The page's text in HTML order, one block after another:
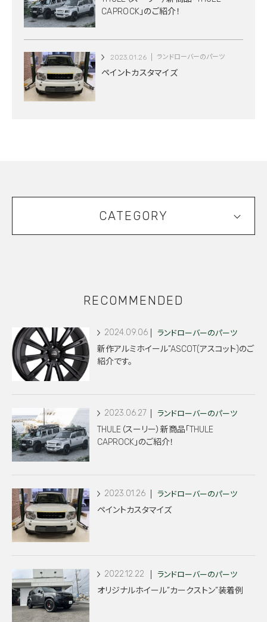
CAPROCK」のご紹介！
2023.01.26 ランドローバーのパーツ
ペイントカスタマイズ
CATEGORY
RECOMMENDED
2024.09.06 ランドローバーのパーツ
新作アルミホイール”ASCOT(アスコット)のご
紹介です。
2023.06.27 ランドローバーのパーツ
THULE（スーリー）新商品「THULE
CAPROCK」のご紹介！
2023.01.26 ランドローバーのパーツ
ペイントカスタマイズ
2022.12.22 ランドローバーのパーツ
オリジナルホイール”カークストン”装着例